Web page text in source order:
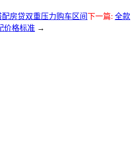
房贷双重压力购车区间下一篇: 全款
价格标准 →